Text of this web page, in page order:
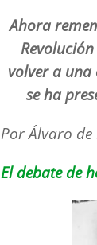
Ahora
volver a una
se ha
Por Álvaro de
El debate de